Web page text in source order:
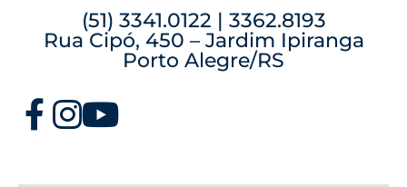
(51) 3341.0122 | 3362.8193
Rua Cipó, 450 – Jardim Ipiranga
Porto Alegre/RS